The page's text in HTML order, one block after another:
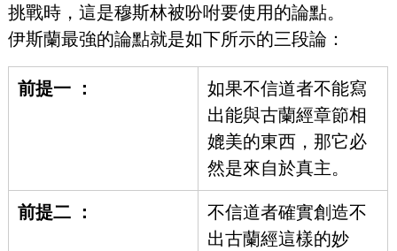
挑戰時，這是穆斯林被吩咐要使用的論點。
伊斯蘭最強的論點就是如下所示的三段論：
前提一 ：
如果不信道者不能寫
出能與古蘭經章節相
媲美的東西，那它必
然是來自於真主。
前提二 ：
不信道者確實創造不
出古蘭經這樣的妙